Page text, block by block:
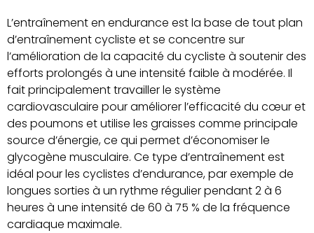
L’entraînement en endurance est la base de tout plan
d’entraînement cycliste et se concentre sur
l’amélioration de la capacité du cycliste à soutenir des
efforts prolongés à une intensité faible à modérée. Il
fait principalement travailler le système
cardiovasculaire pour améliorer l’efficacité du cœur et
des poumons et utilise les graisses comme principale
source d’énergie, ce qui permet d’économiser le
glycogène musculaire. Ce type d’entraînement est
idéal pour les cyclistes d’endurance, par exemple de
longues sorties à un rythme régulier pendant 2 à 6
heures à une intensité de 60 à 75 % de la fréquence
cardiaque maximale.